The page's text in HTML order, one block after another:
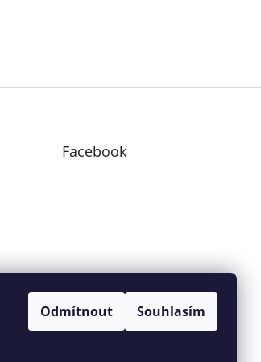
Odmítnout Souhlasím
Facebook